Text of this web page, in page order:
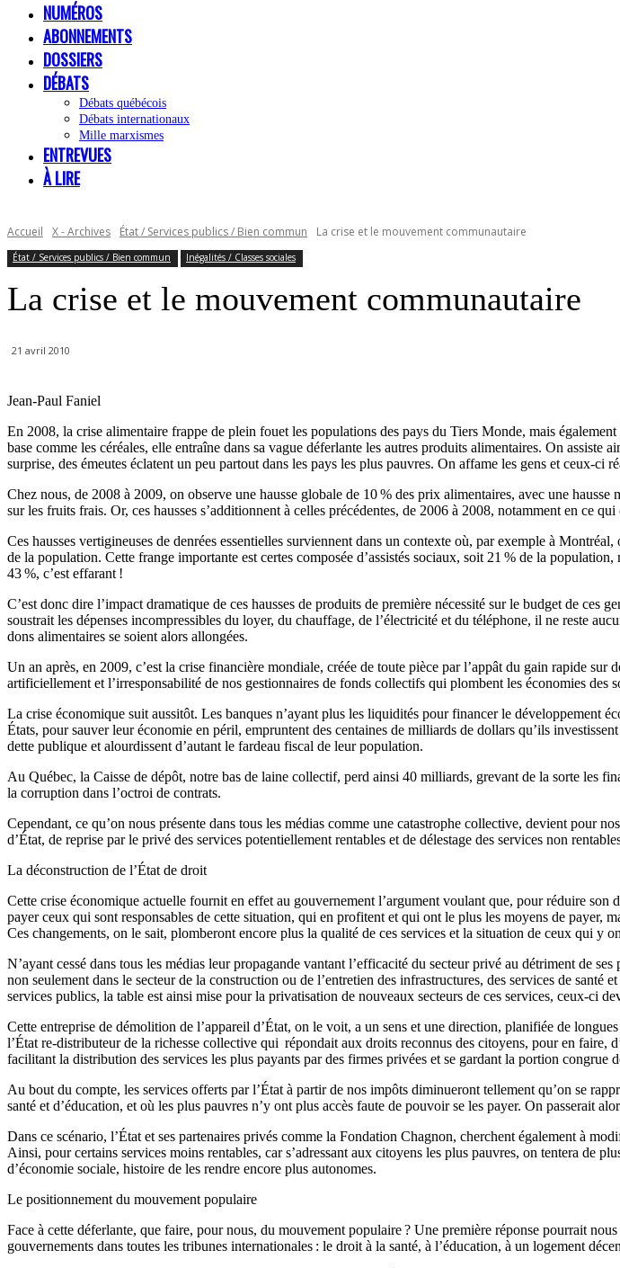
NUMÉROS
ABONNEMENTS
DOSSIERS
DÉBATS
Débats québécois
Débats internationaux
Mille marxismes
ENTREVUES
À LIRE
Accueil X - Archives État / Services publics / Bien commun La crise et le mouvement communautaire
État / Services publics / Bien commun Inégalités / Classes sociales
La crise et le mouvement communautaire
21 avril 2010
Jean-Paul Faniel
En 2008, la crise alimentaire frappe de plein fouet les populations des pays du Tiers Monde, mais
base comme les céréales, elle entraîne dans sa vague déferlante les autres produits alimentaires. On
surprise, des émeutes éclatent un peu partout dans les pays les plus pauvres. On affame les gens et ceux-ci
Chez nous, de 2008 à 2009, on observe une hausse globale de 10 % des prix alimentaires, avec une
sur les fruits frais. Or, ces hausses s’additionnent à celles précédentes, de 2006 à 2008, notamment en ce
Ces hausses vertigineuses de denrées essentielles surviennent dans un contexte où, par exemple à
de la population. Cette frange importante est certes composée d’assistés sociaux, soit 21 % de la
43 %, c’est effarant !
C’est donc dire l’impact dramatique de ces hausses de produits de première nécessité sur le budget de
soustrait les dépenses incompressibles du loyer, du chauffage, de l’électricité et du téléphone, il ne reste
dons alimentaires se soient alors allongées.
Un an après, en 2009, c’est la crise financière mondiale, créée de toute pièce par l’appât du gain rapide
artificiellement et l’irresponsabilité de nos gestionnaires de fonds collectifs qui plombent les économies des
La crise économique suit aussitôt. Les banques n’ayant plus les liquidités pour financer le développement
États, pour sauver leur économie en péril, empruntent des centaines de milliards de dollars qu’ils
dette publique et alourdissent d’autant le fardeau fiscal de leur population.
Au Québec, la Caisse de dépôt, notre bas de laine collectif, perd ainsi 40 milliards, grevant de la sorte les
la corruption dans l’octroi de contrats.
Cependant, ce qu’on nous présente dans tous les médias comme une catastrophe collective, devient pour
d’État, de reprise par le privé des services potentiellement rentables et de délestage des services non
La déconstruction de l’État de droit
Cette crise économique actuelle fournit en effet au gouvernement l’argument voulant que, pour réduire
payer ceux qui sont responsables de cette situation, qui en profitent et qui ont le plus les moyens de payer,
Ces changements, on le sait, plomberont encore plus la qualité de ces services et la situation de ceux qui y
N’ayant cessé dans tous les médias leur propagande vantant l’efficacité du secteur privé au détriment de
non seulement dans le secteur de la construction ou de l’entretien des infrastructures, des services de
services publics, la table est ainsi mise pour la privatisation de nouveaux secteurs de ces services, ceux-ci
Cette entreprise de démolition de l’appareil d’État, on le voit, a un sens et une direction, planifiée de
l’État re-distributeur de la richesse collective qui répondait aux droits reconnus des citoyens, pour en faire,
facilitant la distribution des services les plus payants par des firmes privées et se gardant la portion congrue
Au bout du compte, les services offerts par l’État à partir de nos impôts diminueront tellement qu’on se
santé et d’éducation, et où les plus pauvres n’y ont plus accès faute de pouvoir se les payer. On passerait
Dans ce scénario, l’État et ses partenaires privés comme la Fondation Chagnon, cherchent également à
Ainsi, pour certains services moins rentables, car s’adressant aux citoyens les plus pauvres, on tentera de
d’économie sociale, histoire de les rendre encore plus autonomes.
Le positionnement du mouvement populaire
Face à cette déferlante, que faire, pour nous, du mouvement populaire ? Une première réponse pourrait
gouvernements dans toutes les tribunes internationales : le droit à la santé, à l’éducation, à un logement